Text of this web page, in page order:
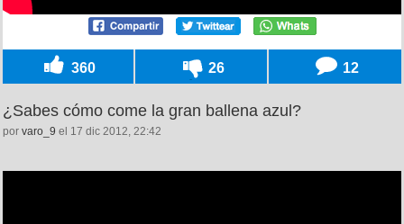
360 26 12
¿Sabes cómo come la gran ballena azul?
por varo_9 el 17 dic 2012, 22:42